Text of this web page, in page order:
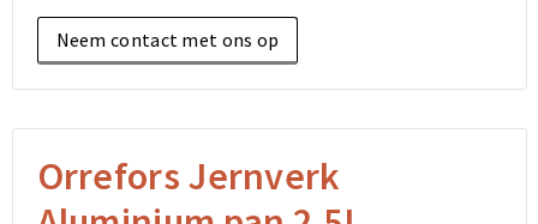
Elektronica, Gadgets en USB
Sleutelhangers en Lanyards
Anti-stress
Lampen en Gereedschap
Reistassensets
Goodiebags
Golftassen
Opvouwbare tassen
Bodywarmers
Kleding sets
Reistassensets
Goodiebags
Golftassen
Opvouwbare tassen
Overhemden
Jassen
Broeken en Rokken
Schoenen
Neem contact met ons op
Orrefors Jernverk